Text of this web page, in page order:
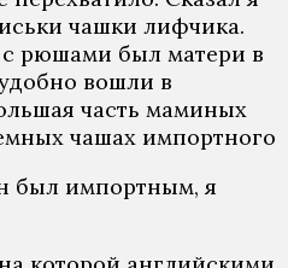
чашки лифчика.
рюшами был матери в
вошли в
часть маминых
чашах импортного
был импортным, я